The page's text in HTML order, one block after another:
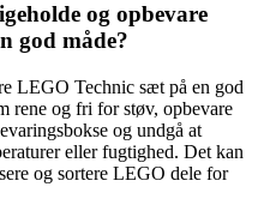
og opbevare
god måde?
LEGO Technic sæt på en god
rene og fri for støv, opbevare
og undgå at
eller fugtighed. Det kan
og sortere LEGO dele for